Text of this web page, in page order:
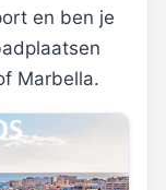
en ben je
Marbella.